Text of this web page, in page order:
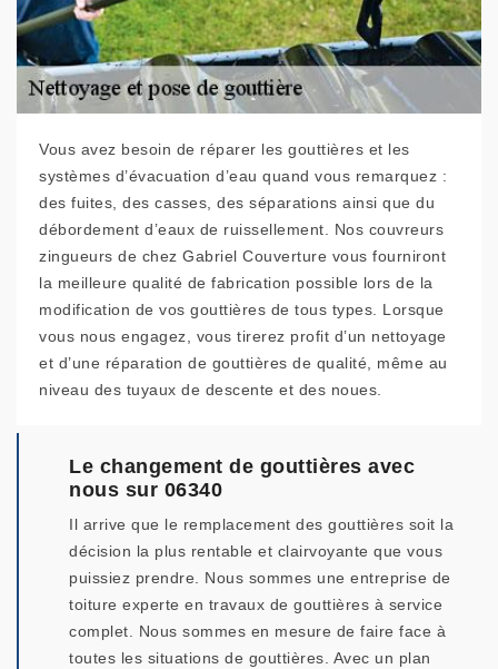
Vous avez besoin de réparer les gouttières et les
systèmes d’évacuation d’eau quand vous remarquez :
des fuites, des casses, des séparations ainsi que du
débordement d’eaux de ruissellement. Nos couvreurs
zingueurs de chez Gabriel Couverture vous fourniront
la meilleure qualité de fabrication possible lors de la
modification de vos gouttières de tous types. Lorsque
vous nous engagez, vous tirerez profit d’un nettoyage
et d’une réparation de gouttières de qualité, même au
niveau des tuyaux de descente et des noues.
Le changement de gouttières avec
nous sur 06340
Il arrive que le remplacement des gouttières soit la
décision la plus rentable et clairvoyante que vous
puissiez prendre. Nous sommes une entreprise de
toiture experte en travaux de gouttières à service
complet. Nous sommes en mesure de faire face à
toutes les situations de gouttières. Avec un plan